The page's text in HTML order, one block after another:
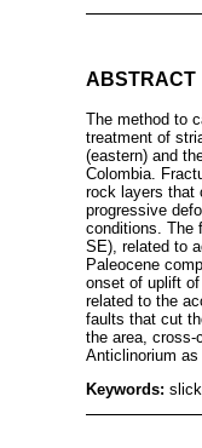
ABSTRACT
The method to
treatment of
(eastern) and
Colombia.
rock layers that
progressive
conditions. The
SE), related to
Paleocene
onset of uplift of
related to the
faults that cut
the area, cross-
Anticlinorium
Keywords: